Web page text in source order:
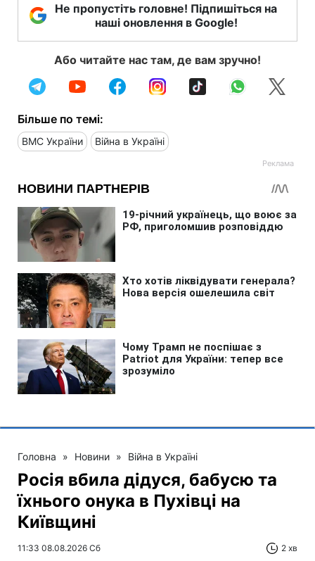
Не пропустіть головне! Підпишіться на
наші оновлення в Google!
Або читайте нас там, де вам зручно!
Більше по темі:
ВМС України Війна в Україні
Головна » Новини » Війна в Україні
Росія вбила дідуся, бабусю та
їхнього онука в Пухівці на
Київщині
11:33 08.08.2026 Сб 2 хв